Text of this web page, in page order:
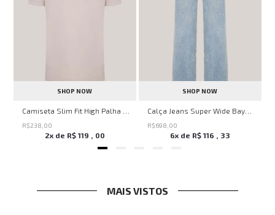
SHOP NOW
R$238 00
2x de R$ 119 , 00
SHOP NOW
R$698 00
6x de R$ 116 , 33
MAIS VISTOS